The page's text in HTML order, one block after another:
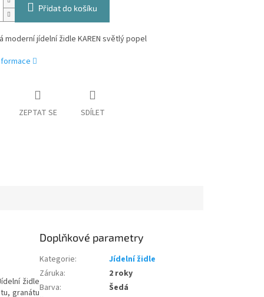
Přidat do košíku
moderní jídelní židle KAREN světlý popel
ZEPTAT SE SDÍLET
židle
granátu
Doplňkové parametry
Kategorie:
Jídelní židle
Záruka:
2 roky
Barva:
Šedá